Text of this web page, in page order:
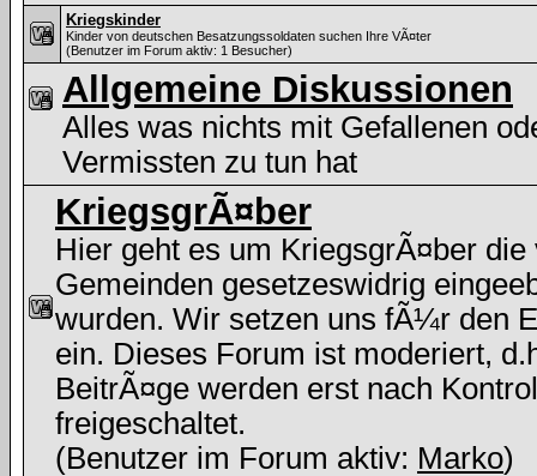
Kriegskinder
Kinder von deutschen Besatzungssoldaten suchen Ihre VÃ¤ter
(Benutzer im Forum aktiv: 1 Besucher)
Allgemeine Diskussionen
Alles was nichts mit Gefallenen
Vermissten zu tun hat
KriegsgrÃ¤ber
Hier geht es um KriegsgrÃ¤ber die
Gemeinden gesetzeswidrig
wurden. Wir setzen uns fÃ¼r den
ein. Dieses Forum ist moderiert,
BeitrÃ¤ge werden erst nach
freigeschaltet.
(Benutzer im Forum aktiv: Marko)